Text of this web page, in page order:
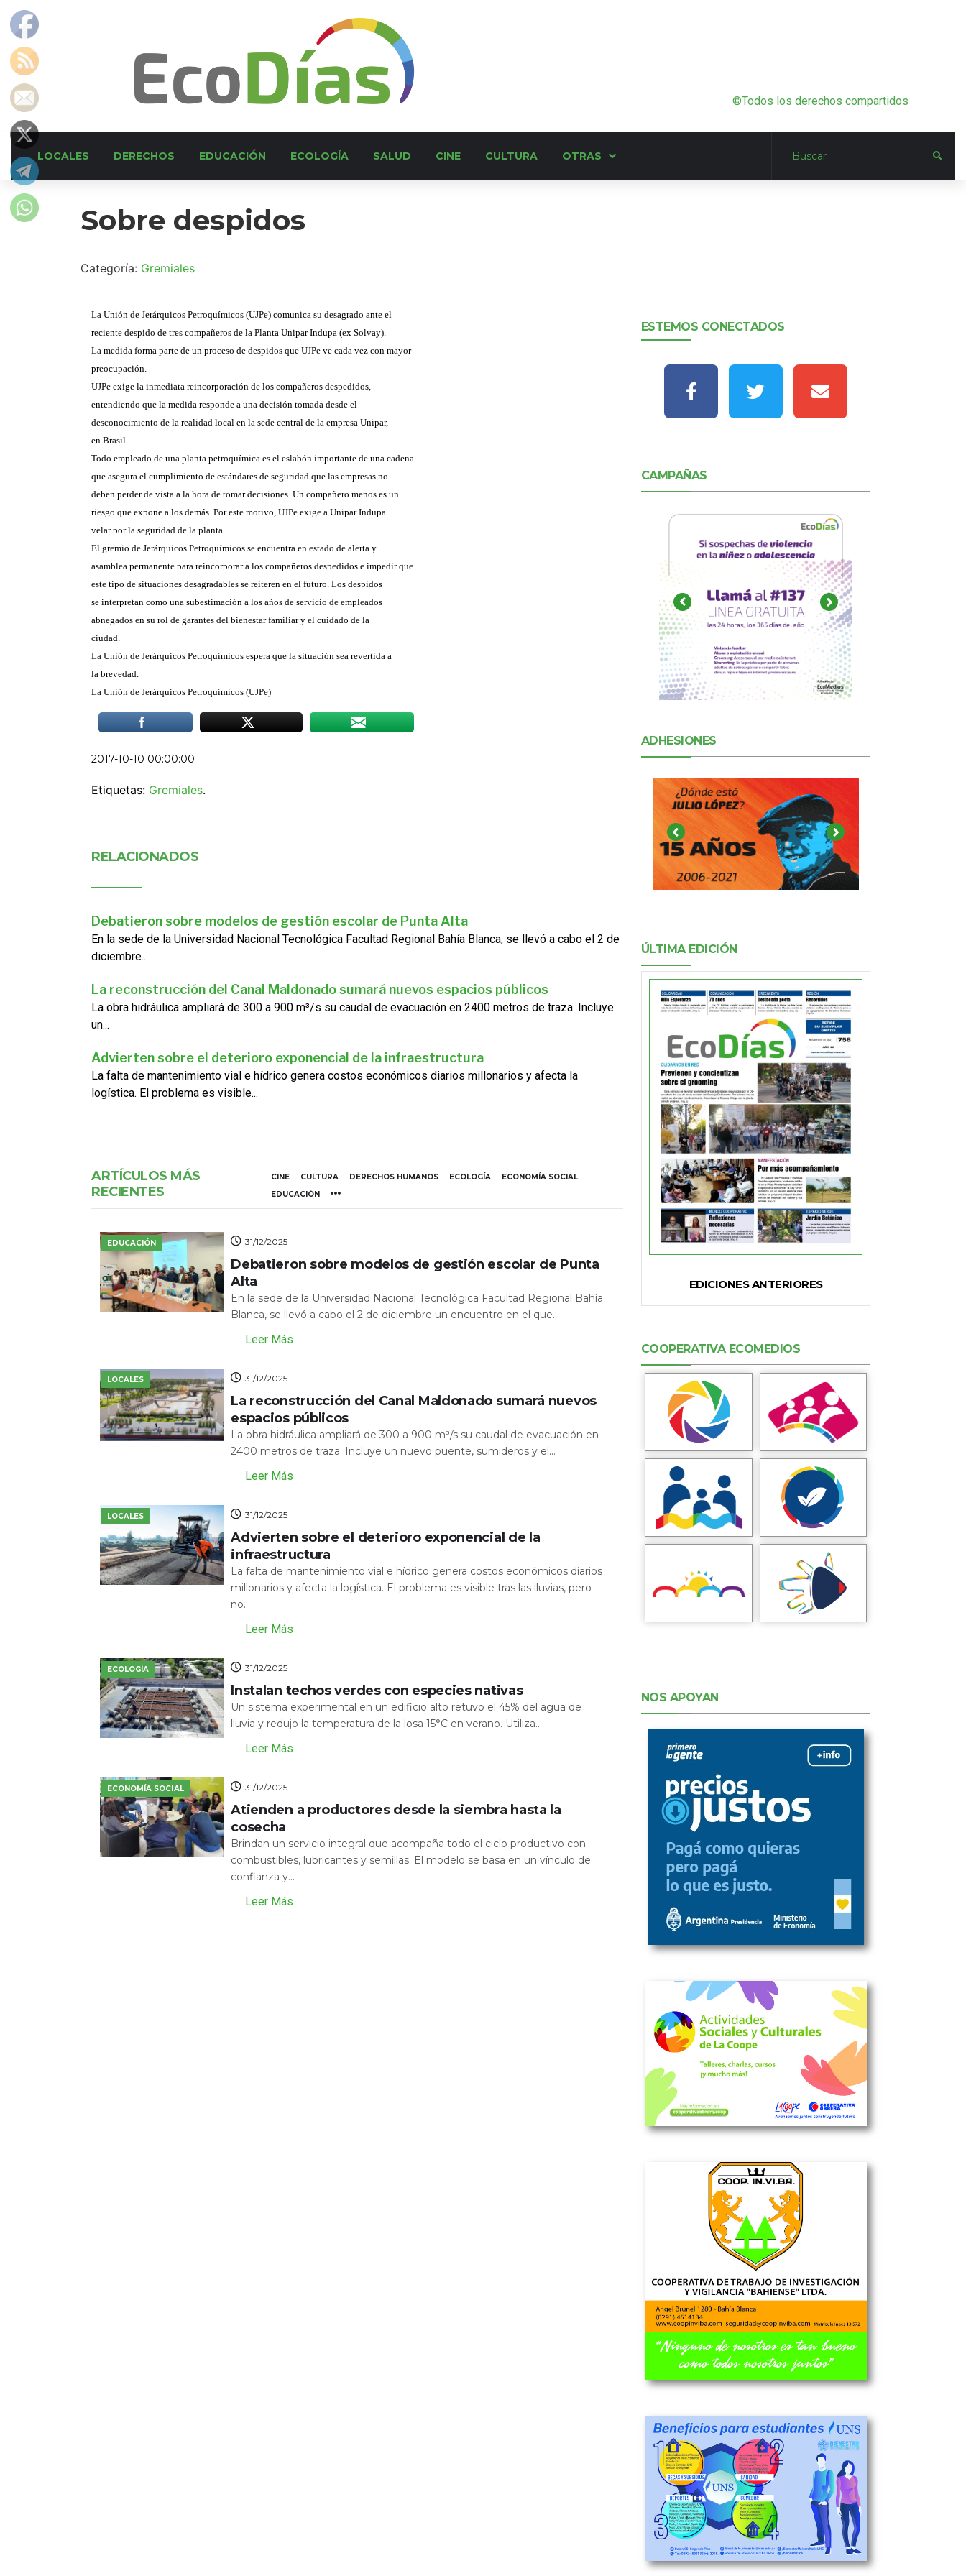
©Todos los derechos compartidos
LOCALES DERECHOS EDUCACIÓN ECOLOGÍA SALUD CINE CULTURA OTRAS
Sobre despidos
Categoría: Gremiales
La Unión de Jerárquicos Petroquímicos (UJPe) comunica su desagrado ante el
reciente despido de tres compañeros de la Planta Unipar Indupa (ex Solvay).
La medida forma parte de un proceso de despidos que UJPe ve cada vez con mayor
preocupación.
UJPe exige la inmediata reincorporación de los compañeros despedidos,
entendiendo que la medida responde a una decisión tomada desde el
desconocimiento de la realidad local en la sede central de la empresa Unipar,
en Brasil.
Todo empleado de una planta petroquímica es el eslabón importante de una cadena
que asegura el cumplimiento de estándares de seguridad que las empresas no
deben perder de vista a la hora de tomar decisiones. Un compañero menos es un
riesgo que expone a los demás. Por este motivo, UJPe exige a Unipar Indupa
velar por la seguridad de la planta.
El gremio de Jerárquicos Petroquímicos se encuentra en estado de alerta y
asamblea permanente para reincorporar a los compañeros despedidos e impedir que
este tipo de situaciones desagradables se reiteren en el futuro. Los despidos
se interpretan como una subestimación a los años de servicio de empleados
abnegados en su rol de garantes del bienestar familiar y el cuidado de la
ciudad.
La Unión de Jerárquicos Petroquímicos espera que la situación sea revertida a
la brevedad.
La Unión de Jerárquicos Petroquímicos (UJPe)
2017-10-10 00:00:00
Etiquetas: Gremiales.
RELACIONADOS
Debatieron sobre modelos de gestión escolar de Punta Alta
En la sede de la Universidad Nacional Tecnológica Facultad Regional Bahía Blanca, se llevó a cabo el 2 de
diciembre...
La reconstrucción del Canal Maldonado sumará nuevos espacios públicos
La obra hidráulica ampliará de 300 a 900 m³/s su caudal de evacuación en 2400 metros de traza. Incluye
un...
Advierten sobre el deterioro exponencial de la infraestructura
La falta de mantenimiento vial e hídrico genera costos económicos diarios millonarios y afecta la
logística. El problema es visible...
ARTÍCULOS MÁS
RECIENTES
CINE CULTURA DERECHOS HUMANOS ECOLOGÍA
ECONOMÍA SOCIAL
EDUCACIÓN
EDUCACIÓN 31/12/2025
Debatieron sobre modelos de gestión escolar de Punta
Alta
En la sede de la Universidad Nacional Tecnológica Facultad Regional Bahía
Blanca, se llevó a cabo el 2 de diciembre un encuentro en el que...
Leer Más
LOCALES 31/12/2025
La reconstrucción del Canal Maldonado sumará nuevos
espacios públicos
La obra hidráulica ampliará de 300 a 900 m³/s su caudal de evacuación en
2400 metros de traza. Incluye un nuevo puente, sumideros y el...
Leer Más
LOCALES 31/12/2025
Advierten sobre el deterioro exponencial de la
infraestructura
La falta de mantenimiento vial e hídrico genera costos económicos diarios
millonarios y afecta la logística. El problema es visible tras las lluvias, pero
no...
Leer Más
ECOLOGÍA 31/12/2025
Instalan techos verdes con especies nativas
Un sistema experimental en un edificio alto retuvo el 45% del agua de
lluvia y redujo la temperatura de la losa 15°C en verano. Utiliza...
Leer Más
ECONOMÍA SOCIAL 31/12/2025
Atienden a productores desde la siembra hasta la
cosecha
Brindan un servicio integral que acompaña todo el ciclo productivo con
combustibles, lubricantes y semillas. El modelo se basa en un vínculo de
confianza y...
Leer Más
ESTEMOS CONECTADOS
CAMPAÑAS
ADHESIONES
ÚLTIMA EDICIÓN
EDICIONES ANTERIORES
COOPERATIVA ECOMEDIOS
NOS APOYAN